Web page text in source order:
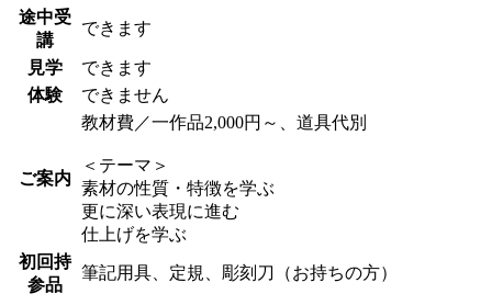
途中受
講
できます
見学
できます
体験
できません
ご案内
教材費／一作品2,000円～、道具代別
＜テーマ＞
素材の性質・特徴を学ぶ
更に深い表現に進む
仕上げを学ぶ
初回持
参品
筆記用具、定規、彫刻刀（お持ちの方）